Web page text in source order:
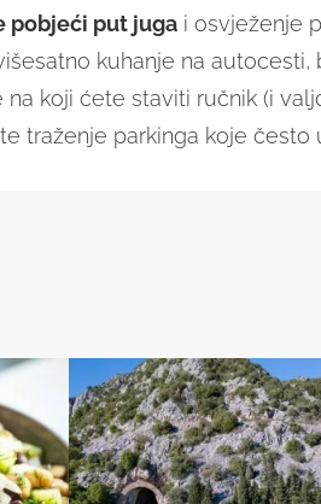
pobjeći put jugai osvježenje
kuhanje na autocesti,
koji ćete staviti ručnik (i
traženje parkinga koje često